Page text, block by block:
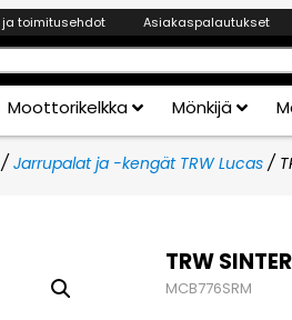
toimitusehdot Asiakaspalautukset
Moottorikelkka Mönkijä
Jarrupalat ja -kengät TRW Lucas /
TRW
MCB776SRM